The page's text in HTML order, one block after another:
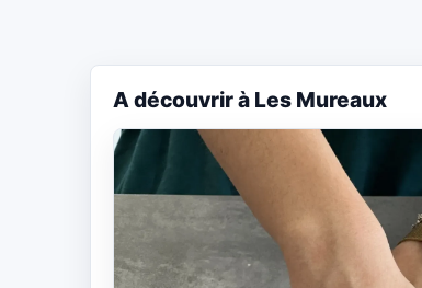
A découvrir à Les Mureaux